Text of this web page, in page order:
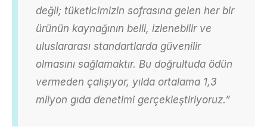
değil; tüketicimizin sofrasına gelen her bir
ürünün kaynağının belli, izlenebilir ve
uluslararası standartlarda güvenilir
olmasını sağlamaktır. Bu doğrultuda ödün
vermeden çalışıyor, yılda ortalama 1,3
milyon gıda denetimi gerçekleştiriyoruz.”